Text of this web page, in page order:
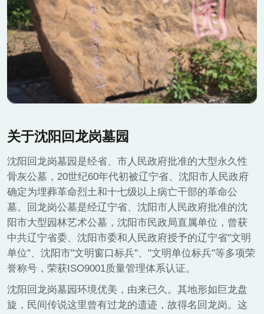
关于沈阳回龙岗墓园
沈阳回龙岗墓园是经省、市人民政府批准的大型永久性
骨灰公墓，20世纪60年代初被辽宁省、沈阳市人民政府
确定为埋葬革命烈土和十七级以上病亡干部的革命公
墓。回龙岗公墓是经辽宁省、沈阳市人民政府批准的沈
阳市大型园林艺术公墓，沈阳市民政局直属单位，曾获
中共辽宁省委、沈阳市委和人民政府授予的辽宁省"文明
单位"、沈阳市"文明窗口标兵"、"文明单位标兵"等多项荣
誉称号，荣获ISO9001质量管理体系认证。
沈阳回龙岗墓园环境优美，由来已久。其地形如巨龙盘
旋，民间传说这里曾有过龙的遗迹，故得名回龙岗。这